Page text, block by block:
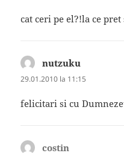
cat ceri pe el?!la ce
nutzuku
29.01.2010 la 11:15
felicitari si cu
costin